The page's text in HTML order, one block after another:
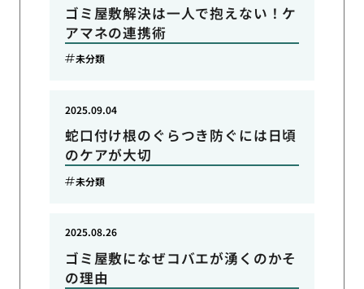
ゴミ屋敷解決は一人で抱えない！ケ
アマネの連携術
未分類
蛇口付け根のぐらつき防ぐには日頃
のケアが大切
2025.09.04
未分類
ゴミ屋敷になぜコバエが湧くのかそ
の理由
2025.08.26